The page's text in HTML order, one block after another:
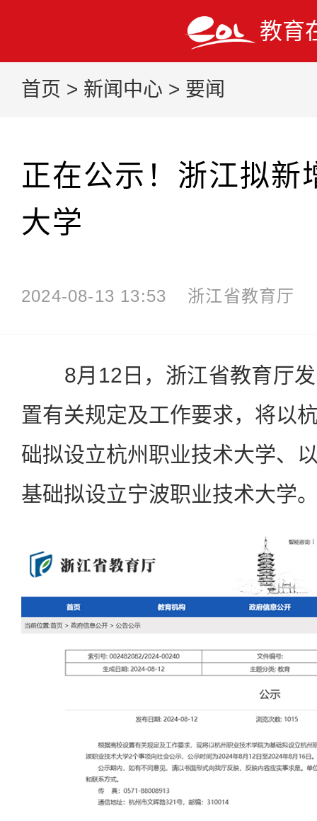
教育
首页 > 新闻中心 > 要闻
正在公示！浙江拟新
大学
2024-08-13 13:53 浙江省教育厅
8月12日，浙江省教育厅发
置有关规定及工作要求，将以
础拟设立杭州职业技术大学、
基础拟设立宁波职业技术大学